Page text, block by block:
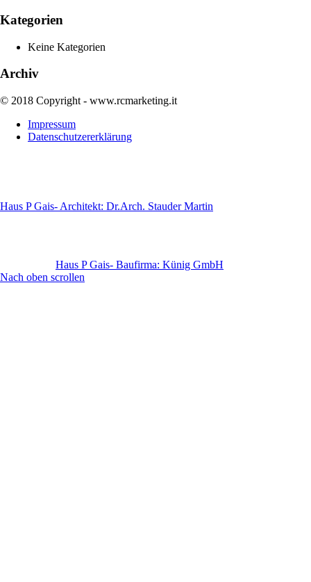
Kategorien
Keine Kategorien
Archiv
© 2018 Copyright - www.rcmarketing.it
Impressum
Datenschutzererklärung
Haus P Gais- Architekt: Dr.Arch. Stauder Martin
Haus P Gais- Baufirma: Künig GmbH
Nach oben scrollen